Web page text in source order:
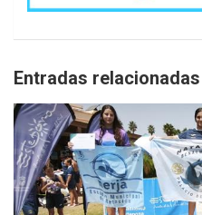
Entradas relacionadas